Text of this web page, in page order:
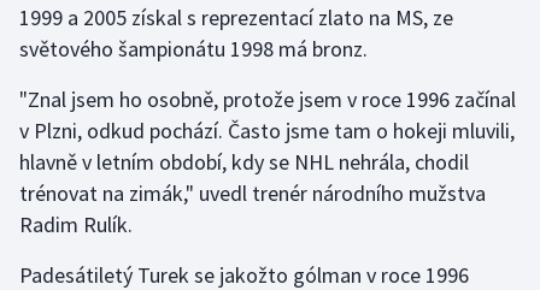
Ostatní
1999 a 2005 získal s reprezentací zlato na MS, ze
světového šampionátu 1998 má bronz.
"Znal jsem ho osobně, protože jsem v roce 1996 začínal
v Plzni, odkud pochází. Často jsme tam o hokeji mluvili,
hlavně v letním období, kdy se NHL nehrála, chodil
trénovat na zimák," uvedl trenér národního mužstva
Radim Rulík.
Padesátiletý Turek se jakožto gólman v roce 1996